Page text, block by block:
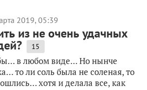
2019, 05:39
из не очень удачных
15
в любом виде... Но нынче
то ли соль была не соленая, то
хотя и делала все, как